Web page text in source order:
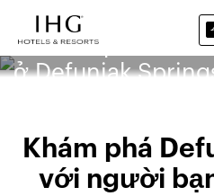
Khách sạn thân
ở Defuniak
Khám phá
với người